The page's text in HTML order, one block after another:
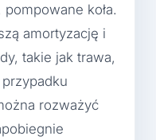
koła.
amortyzację i
takie jak trawa,
rozważyć